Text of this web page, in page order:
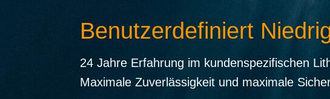
Benutzerdefiniert
24 Jahre Erfahrung im kundenspezifischen
Maximale Zuverlässigkeit und maximale